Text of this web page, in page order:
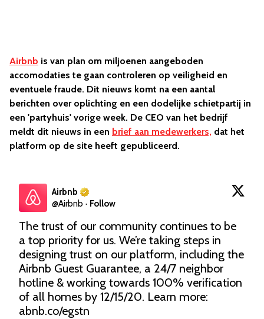
Airbnb is van plan om miljoenen aangeboden
accomodaties te gaan controleren op veiligheid en
eventuele fraude. Dit nieuws komt na een aantal
berichten over oplichting en een dodelijke schietpartij in
een 'partyhuis' vorige week. De CEO van het bedrijf
meldt dit nieuws in een brief aan medewerkers, dat het
platform op de site heeft gepubliceerd.
Airbnb
@Airbnb · Follow
The trust of our community continues to be
a top priority for us. We’re taking steps in
designing trust on our platform, including the
Airbnb Guest Guarantee, a 24/7 neighbor
hotline & working towards 100% verification
abnb.co/egstn